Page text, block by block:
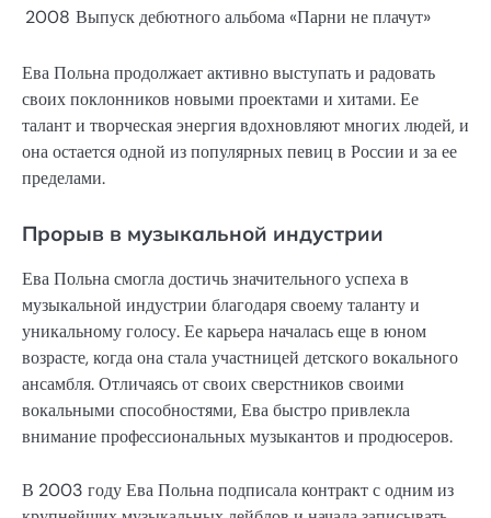
2008 Выпуск дебютного альбома «Парни не плачут»
Ева Польна продолжает активно выступать и радовать
своих поклонников новыми проектами и хитами. Ее
талант и творческая энергия вдохновляют многих людей, и
она остается одной из популярных певиц в России и за ее
пределами.
Прорыв в музыкальной индустрии
Ева Польна смогла достичь значительного успеха в
музыкальной индустрии благодаря своему таланту и
уникальному голосу. Ее карьера началась еще в юном
возрасте, когда она стала участницей детского вокального
ансамбля. Отличаясь от своих сверстников своими
вокальными способностями, Ева быстро привлекла
внимание профессиональных музыкантов и продюсеров.
В 2003 году Ева Польна подписала контракт с одним из